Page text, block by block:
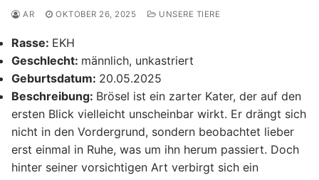
AR OKTOBER 26, 2025 UNSERE TIERE
Rasse: EKH
Geschlecht: männlich, unkastriert
Geburtsdatum: 20.05.2025
Beschreibung: Brösel ist ein zarter Kater, der auf den
ersten Blick vielleicht unscheinbar wirkt. Er drängt sich
nicht in den Vordergrund, sondern beobachtet lieber
erst einmal in Ruhe, was um ihn herum passiert. Doch
hinter seiner vorsichtigen Art verbirgt sich ein